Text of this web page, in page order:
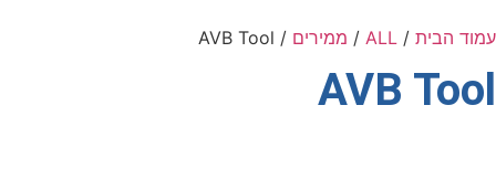
עמוד הבית /
ALL
/ ממירים / AVB Tool
AVB Tool